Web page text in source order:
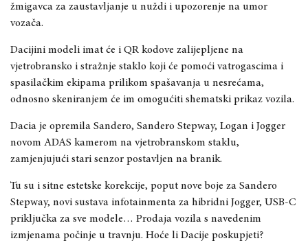
žmigavca za zaustavljanje u nuždi i upozorenje na umor
vozača.
Dacijini modeli imat će i QR kodove zalijepljene na
vjetrobransko i stražnje staklo koji će pomoći vatrogascima i
spasilačkim ekipama prilikom spašavanja u nesrećama,
odnosno skeniranjem će im omogućiti shematski prikaz vozila.
Dacia je opremila Sandero, Sandero Stepway, Logan i Jogger
novom ADAS kamerom na vjetrobranskom staklu,
zamjenjujući stari senzor postavljen na branik.
Tu su i sitne estetske korekcije, poput nove boje za Sandero
Stepway, novi sustava infotainmenta za hibridni Jogger, USB-C
priključka za sve modele… Prodaja vozila s navedenim
izmjenama počinje u travnju. Hoće li Dacije poskupjeti?